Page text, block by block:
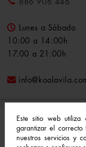
Este sitio web
garantizar el correcto
nuestros servicios y
886 906 446
Lunes a Sábado
10:00 a 14:00h
17:00 a 21:00h
© 2021-2022